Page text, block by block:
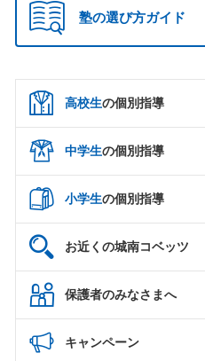
塾の選び方ガイド
高校生の個別指導
中学生の個別指導
小学生の個別指導
お近くの城南コベッツ
保護者のみなさまへ
キャンペーン